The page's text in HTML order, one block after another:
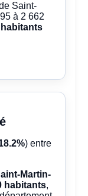
Saint-
à 2 662
habitants
) entre
Martin-
habitants,